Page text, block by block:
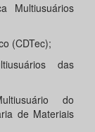
Multiusuários
(CDTec);
das
do
de Materiais